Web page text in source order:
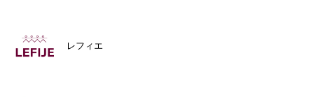
レフィエ